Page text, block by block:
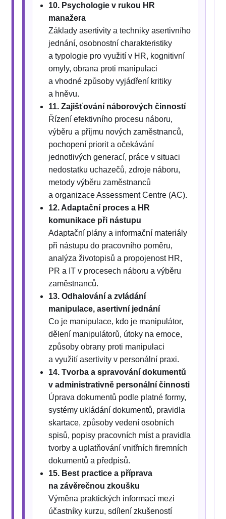
10. Psychologie v rukou HR
manažera
Základy asertivity a techniky asertivního
jednání, osobnostní charakteristiky
a typologie pro využití v HR, kognitivní
omyly, obrana proti manipulaci
a vhodné způsoby vyjádření kritiky
a hněvu.
11. Zajišťování náborových činností
Řízení efektivního procesu náboru,
výběru a příjmu nových zaměstnanců,
pochopení priorit a očekávání
jednotlivých generací, práce v situaci
nedostatku uchazečů, zdroje náboru,
metody výběru zaměstnanců
a organizace Assessment Centre (AC).
12. Adaptační proces a HR
komunikace při nástupu
Adaptační plány a informační materiály
při nástupu do pracovního poměru,
analýza životopisů a propojenost HR,
PR a IT v procesech náboru a výběru
zaměstnanců.
13. Odhalování a zvládání
manipulace, asertivní jednání
Co je manipulace, kdo je manipulátor,
dělení manipulátorů, útoky na emoce,
způsoby obrany proti manipulaci
a využití asertivity v personální praxi.
14. Tvorba a spravování dokumentů
v administrativně personální činnosti
Úprava dokumentů podle platné formy,
systémy ukládání dokumentů, pravidla
skartace, způsoby vedení osobních
spisů, popisy pracovních míst a pravidla
tvorby a uplatňování vnitřních firemních
dokumentů a předpisů.
15. Best practice a příprava
na závěrečnou zkoušku
Výměna praktických informací mezi
účastníky kurzu, sdílení zkušeností